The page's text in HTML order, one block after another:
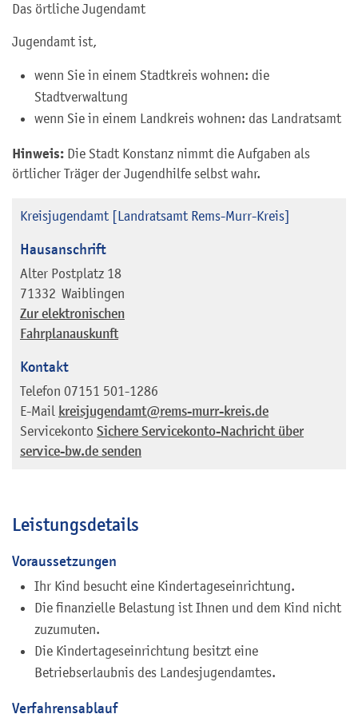
Das örtliche Jugendamt
Jugendamt ist,
wenn Sie in einem Stadtkreis wohnen: die
Stadtverwaltung
wenn Sie in einem Landkreis wohnen: das Landratsamt
Hinweis: Die Stadt Konstanz nimmt die Aufgaben als
örtlicher Träger der Jugendhilfe selbst wahr.
Kreisjugendamt [Landratsamt Rems-Murr-Kreis]
Hausanschrift
Alter Postplatz 18
71332 Waiblingen
Zur elektronischen
Fahrplanauskunft
Kontakt
Telefon 07151 501-1286
E-Mail kreisjugendamt@rems-murr-kreis.de
Servicekonto Sichere Servicekonto-Nachricht über
service-bw.de senden
Leistungsdetails
Voraussetzungen
Ihr Kind besucht eine Kindertageseinrichtung.
Die finanzielle Belastung ist Ihnen und dem Kind nicht
zuzumuten.
Die Kindertageseinrichtung besitzt eine
Betriebserlaubnis des Landesjugendamtes.
Verfahrensablauf